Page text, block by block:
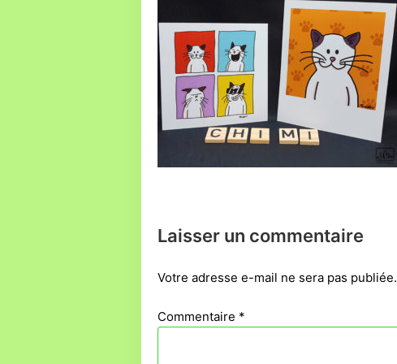
Laisser un commentaire
Votre adresse e-mail ne sera pas publiée.
Commentaire *